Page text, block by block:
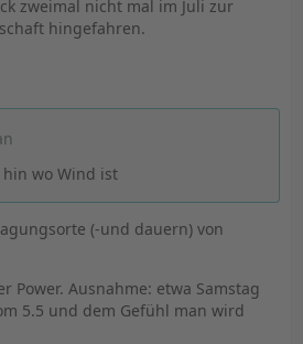
zweimal nicht mal im Juli zur
hingefahren.
wo Wind ist
(-und dauern) von
Power. Ausnahme: etwa Samstag
5.5 und dem Gefühl man wird